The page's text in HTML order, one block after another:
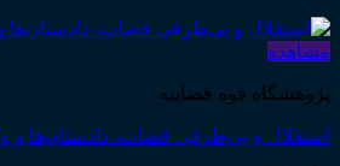
مشاهده
پژوهشگاه قوه قضاییه
استقلال و بی‌طرفی قضات، دادستان‌ها و